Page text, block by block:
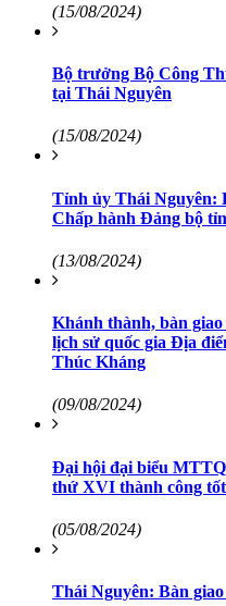
(15/08/2024)
Bộ trưởng Bộ Công
tại Thái Nguyên
(15/08/2024)
Tỉnh ủy Thái Nguyên:
Chấp hành Đảng bộ
(13/08/2024)
Khánh thành, bàn
lịch sử quốc gia Địa
Thúc Kháng
(09/08/2024)
Đại hội đại biểu
thứ XVI thành công
(05/08/2024)
Thái Nguyên: Bàn